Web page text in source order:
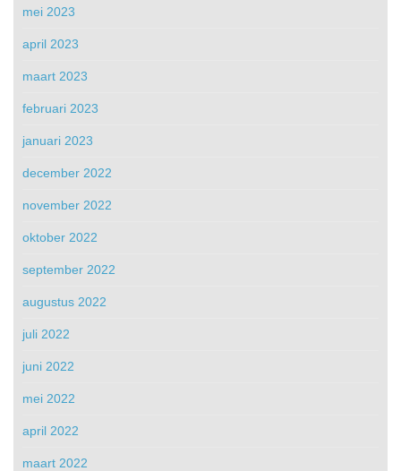
mei 2023
april 2023
maart 2023
februari 2023
januari 2023
december 2022
november 2022
oktober 2022
september 2022
augustus 2022
juli 2022
juni 2022
mei 2022
april 2022
maart 2022